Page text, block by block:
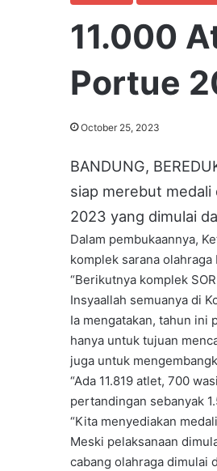
11.000
Portue
October 25, 2023
BANDUNG,
siap merebut medali
2023 yang dimulai
Dalam pembukaannya,
komplek sarana
“Berikutnya komplek
Insyaallah semuanya di
Ia mengatakan, tahun ini
hanya untuk tujuan
juga untuk
“Ada 11.819 atlet, 700
pertandingan sebanyak
“Kita menyediakan
Meski pelaksanaan
cabang olahraga dimulai